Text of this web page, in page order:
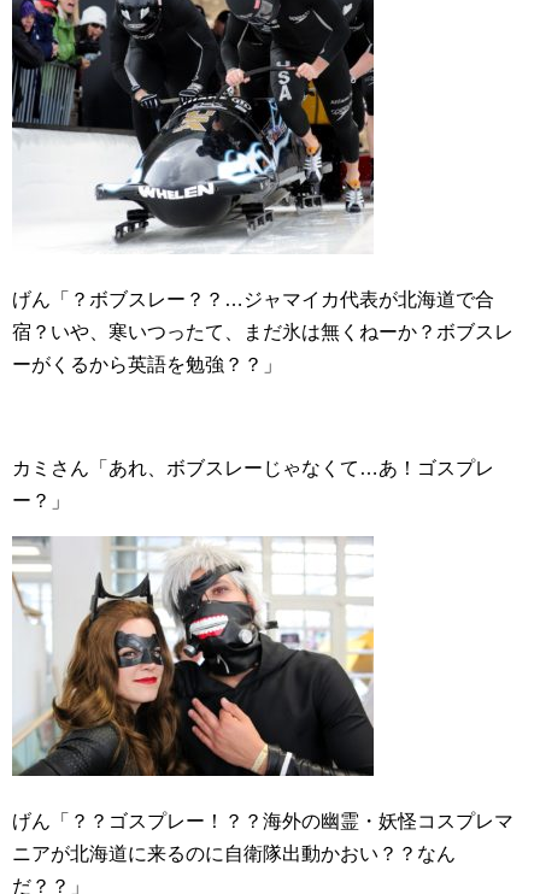
げん「？ボブスレー？？…ジャマイカ代表が北海道で合
宿？いや、寒いつったて、まだ氷は無くねーか？ボブスレ
ーがくるから英語を勉強？？」
カミさん「あれ、ボブスレーじゃなくて…あ！ゴスプレ
ー？」
げん「？？ゴスプレー！？？海外の幽霊・妖怪コスプレマ
ニアが北海道に来るのに自衛隊出動かおい？？なん
だ？？」